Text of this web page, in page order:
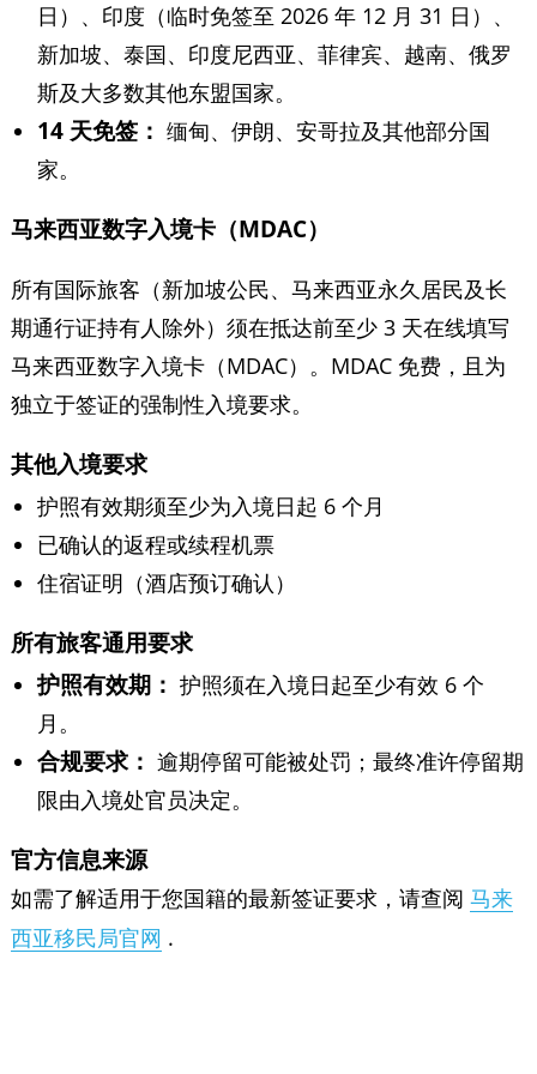
日）、印度（临时免签至 2026 年 12 月 31 日）、
新加坡、泰国、印度尼西亚、菲律宾、越南、俄罗
斯及大多数其他东盟国家。
14 天免签： 缅甸、伊朗、安哥拉及其他部分国
家。
马来西亚数字入境卡（MDAC）
所有国际旅客（新加坡公民、马来西亚永久居民及长
期通行证持有人除外）须在抵达前至少 3 天在线填写
马来西亚数字入境卡（MDAC）。MDAC 免费，且为
独立于签证的强制性入境要求。
其他入境要求
护照有效期须至少为入境日起 6 个月
已确认的返程或续程机票
住宿证明（酒店预订确认）
所有旅客通用要求
护照有效期： 护照须在入境日起至少有效 6 个
月。
合规要求： 逾期停留可能被处罚；最终准许停留期
限由入境处官员决定。
官方信息来源
如需了解适用于您国籍的最新签证要求，请查阅 马来
西亚移民局官网 .